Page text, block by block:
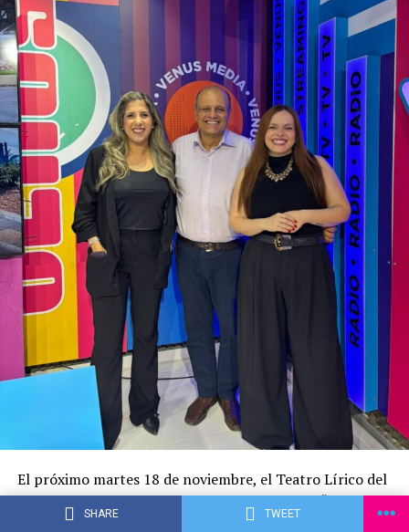
SHARE TWEET
El próximo martes 18 de noviembre, el Teatro Lírico del
Banco Central del Paraguay será escenario de “Vale
Todo – La Noche de las Bandas”, un espectáculo único